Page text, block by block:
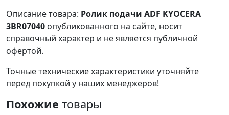
Описание товара: Ролик подачи ADF KYOCERA
3BR07040 опубликованного на сайте, носит
справочный характер и не является публичной
офертой.
Точные технические характеристики уточняйте
перед покупкой у наших менеджеров!
Похожие товары